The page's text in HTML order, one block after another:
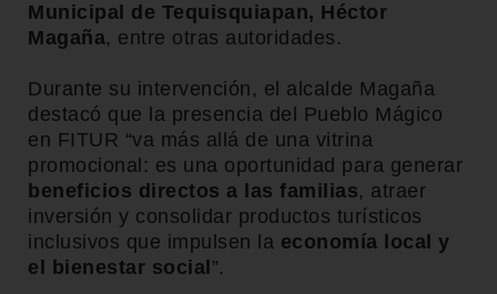
Municipal de Tequisquiapan, Héctor
Magaña, entre otras autoridades.
Durante su intervención, el alcalde Magaña
destacó que la presencia del Pueblo Mágico
en FITUR “va más allá de una vitrina
promocional: es una oportunidad para generar
beneficios directos a las familias, atraer
inversión y consolidar productos turísticos
inclusivos que impulsen la economía local y
el bienestar social ”.